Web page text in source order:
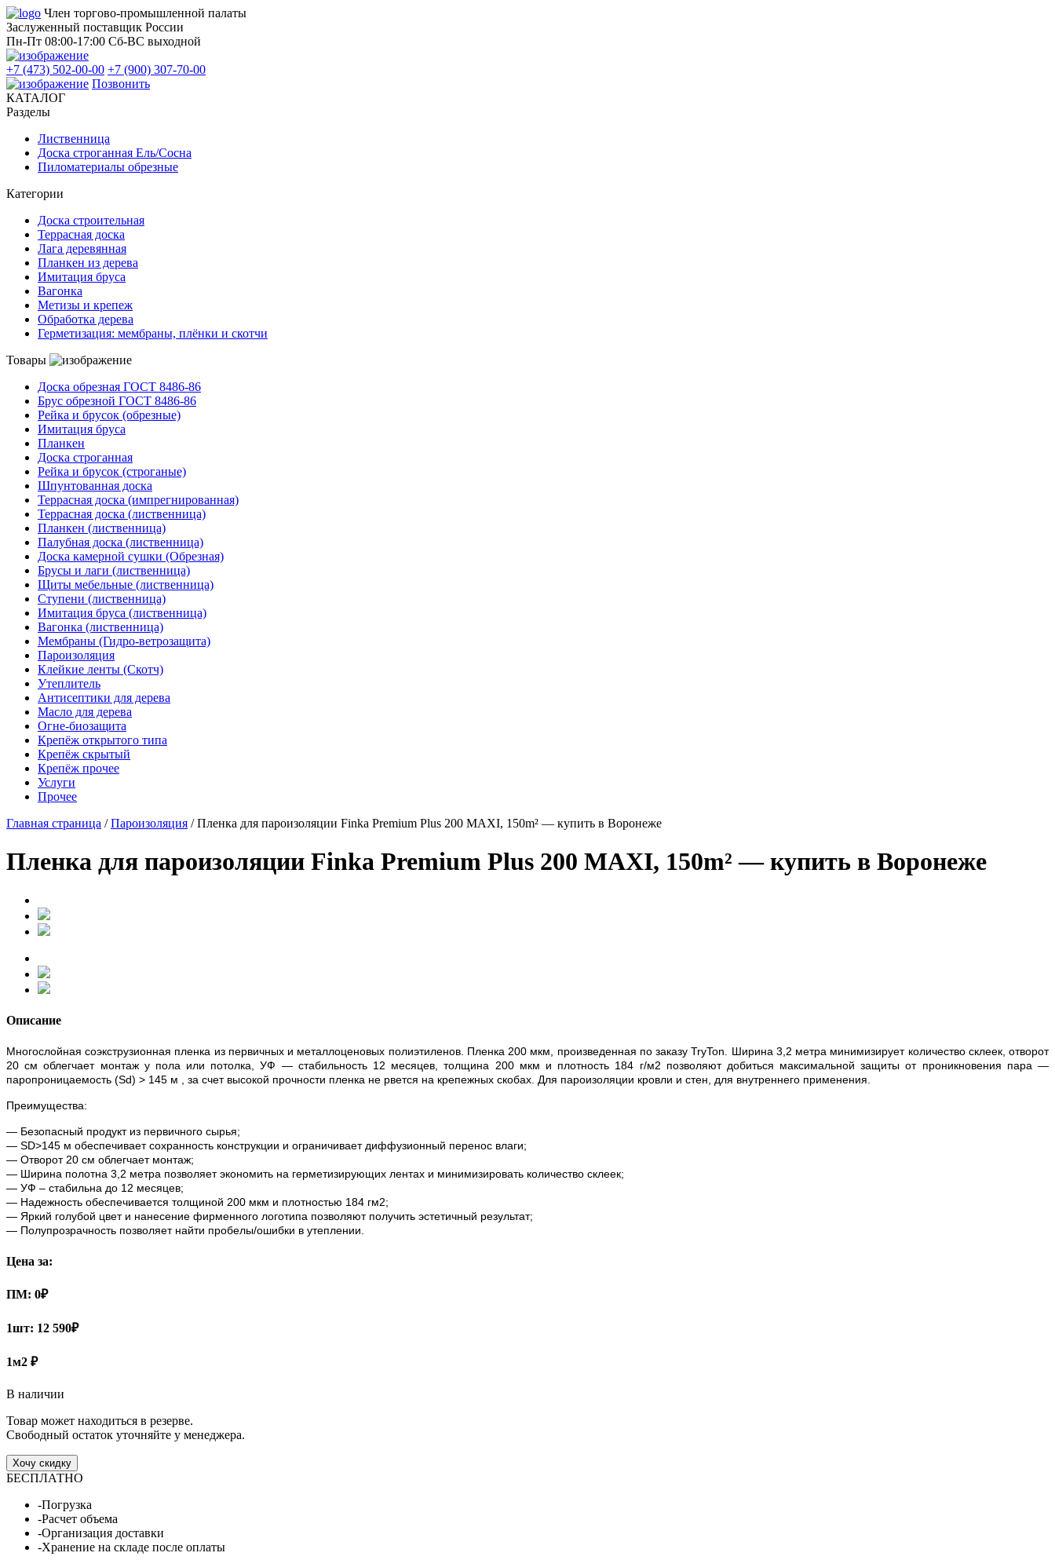
Член торгово-промышленной палаты
Заслуженный поставщик России
Пн-Пт 08:00-17:00 Сб-ВС выходной
+7 (473) 502-00-00 +7 (900) 307-70-00
Позвонить
КАТАЛОГ
Разделы
Лиственница
Доска строганная Ель/Сосна
Пиломатериалы обрезные
Категории
Доска строительная
Террасная доска
Лага деревянная
Планкен из дерева
Имитация бруса
Вагонка
Метизы и крепеж
Обработка дерева
Герметизация: мембраны, плёнки и скотчи
Товары
Доска обрезная ГОСТ 8486-86
Брус обрезной ГОСТ 8486-86
Рейка и брусок (обрезные)
Имитация бруса
Планкен
Доска строганная
Рейка и брусок (строганые)
Шпунтованная доска
Террасная доска (импрегнированная)
Террасная доска (лиственница)
Планкен (лиственница)
Палубная доска (лиственница)
Доска камерной сушки (Обрезная)
Брусы и лаги (лиственница)
Щиты мебельные (лиственница)
Ступени (лиственница)
Имитация бруса (лиственница)
Вагонка (лиственница)
Мембраны (Гидро-ветрозащита)
Пароизоляция
Клейкие ленты (Скотч)
Утеплитель
Антисептики для дерева
Масло для дерева
Огне-биозащита
Крепёж открытого типа
Крепёж скрытый
Крепёж прочее
Услуги
Прочее
Главная страница /Пароизоляция /Пленка для пароизоляции Finka Premium Plus 200 MAXI, 150m² — купить в Воронеже
Пленка для пароизоляции Finka Premium Plus 200 MAXI, 150m² — купить в Воронеже
Описание
Многослойная соэкструзионная пленка из первичных и металлоценовых полиэтиленов. Пленка 200 мкм, произведенная по заказу TryTon. Ширина 3,2 метра минимизирует количество склеек, отворот
20 см облегчает монтаж у пола или потолка, УФ — стабильность 12 месяцев, толщина 200 мкм и плотность 184 г/м2 позволяют добиться максимальной защиты от проникновения пара —
паропроницаемость (Sd) > 145 м , за счет высокой прочности пленка не рвется на крепежных скобах. Для пароизоляции кровли и стен, для внутреннего применения.
Преимущества:
— Безопасный продукт из первичного сырья;
— SD>145 м обеспечивает сохранность конструкции и ограничивает диффузионный перенос влаги;
— Отворот 20 см облегчает монтаж;
— Ширина полотна 3,2 метра позволяет экономить на герметизирующих лентах и минимизировать количество склеек;
— УФ – стабильна до 12 месяцев;
— Надежность обеспечивается толщиной 200 мкм и плотностью 184 гм2;
— Яркий голубой цвет и нанесение фирменного логотипа позволяют получить эстетичный результат;
— Полупрозрачность позволяет найти пробелы/ошибки в утеплении.
Цена за:
ПМ: 0₽
1шт: 12 590₽
1м2 ₽
В наличии
Товар может находиться в резерве.
Свободный остаток уточняйте у менеджера.
Хочу скидку
БЕСПЛАТНО
-Погрузка
-Расчет объема
-Организация доставки
-Хранение на складе после оплаты